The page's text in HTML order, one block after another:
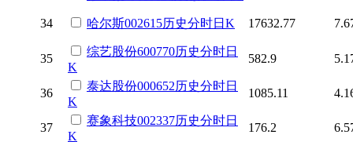
34 哈尔斯002615历史分时日K 17632.77
35
综艺股份600770历史分时日
K
582.9
36
泰达股份000652历史分时日
K
1085.11
37
赛象科技002337历史分时日
K
176.2